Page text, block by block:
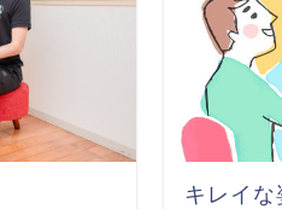
キレイ